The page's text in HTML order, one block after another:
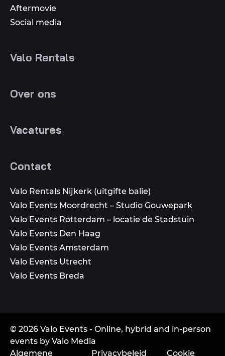
Aftermovie
Social media
Valo Rentals
Over ons
Vacatures
Contact
Valo Rentals Nijkerk (uitgifte balie)
Valo Events Moordrecht – Studio Gouwepark
Valo Events Rotterdam – locatie de Stadstuin
Valo Events Den Haag
Valo Events Amsterdam
Valo Events Utrecht
Valo Events Breda
© 2026 Valo Events - Online, hybrid and in-person
events by Valo Media
Algemene
Privacybeleid Cookie